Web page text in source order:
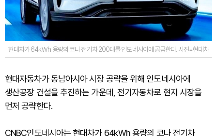
현대차가 64㎾h 용량의 코나 전기차 200대를 인도네시아에 공급한다. 사진=현대차
현대자동차가 동남아시아 시장 공략을 위해 인도네시아에
생산공장 건설을 추진하는 가운데, 전기자동차로 현지 시장을
먼저 공략한다.
CNBC인도네시아는 현대차가 64㎾h 용량의 코나 전기차